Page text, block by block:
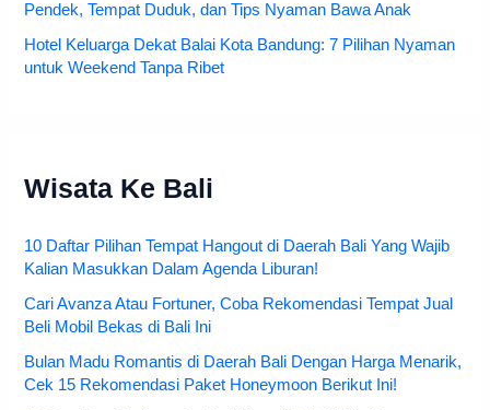
Pendek, Tempat Duduk, dan Tips Nyaman Bawa Anak
Hotel Keluarga Dekat Balai Kota Bandung: 7 Pilihan Nyaman
untuk Weekend Tanpa Ribet
Wisata Ke Bali
10 Daftar Pilihan Tempat Hangout di Daerah Bali Yang Wajib
Kalian Masukkan Dalam Agenda Liburan!
Cari Avanza Atau Fortuner, Coba Rekomendasi Tempat Jual
Beli Mobil Bekas di Bali Ini
Bulan Madu Romantis di Daerah Bali Dengan Harga Menarik,
Cek 15 Rekomendasi Paket Honeymoon Berikut Ini!